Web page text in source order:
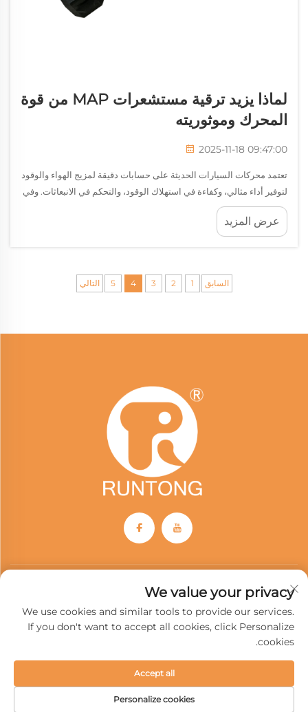
لماذا يزيد ترقية مستشعرات MAP من قوة
المحرك وموثوريته
2025-11-18 09:47:00
تعتمد محركات السيارات الحديثة على حسابات دقيقة لمزيج الهواء والوقود
لتوفير أداء مثالي، وكفاءة في استهلاك الوقود، والتحكم في الانبعاثات. وفي
صميم هذا النظام المتطور يقع مستشعر الضغط المطلق في المجمع،
المعروف اختصارًا بـ MA...
عرض المزيد
السابق 1
2
3
4
5 التالي
اشترك في نشرتنا الإخبارية
انضم إلى نشرتنا الإخبارية لتلقي أحدث الأخبار والتحديثات والرؤى من فريقنا.
We value your privacy
We use cookies and similar tools to provide our services.
If you don't want to accept all cookies, click Personalize
cookies.
Personalize cookies
Accept all